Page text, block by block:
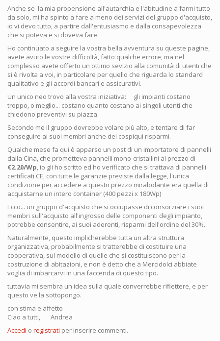
Anche se la mia propensione all'autarchia e l'abitudine a farmi tutto
da solo, mi ha spinto a fare a meno dei servizi del gruppo d'acquisto,
io vi devo tutto, a partire dall'entusiasmo e dalla consapevolezza
che si poteva e si doveva fare.
Ho continuato a seguire la vostra bella avventura su queste pagine,
avete avuto le vostre difficoltà, fatto qualche errore, ma nel
complesso avete offerto un ottimo sevizio alla comunità di utenti che
si è rivolta a voi, in particolare per quello che riguarda lo standard
qualitativo e gli accordi bancari e assicurativi.
Un unico neo trovo alla vostra iniziativa: gli impianti costano
troppo, o meglio... costano quanto costano ai singoli utenti che
chiedono preventivi su piazza.
Secondo me il gruppo dovrebbe volare più alto, e tentare di far
conseguire ai suoi membri anche dei cospiqui risparmi.
Qualche mese fa qui è apparso un post di un importatore di pannelli
dalla Cina, che prometteva pannelli mono-cristallini al prezzo di
€2.20/Wp , io gli ho scritto ed ho verificato che si trattava di pannelli
certificati CE, con tutte le garanzie previste dalla legge, l'unica
condizione per accedere a questo prezzo mirabolante era quella di
acquistarne un intero container (400 pezzi x 180Wp)
Ecco... un gruppo d'acquisto che si occupasse di consorziare i suoi
membri sull'acquisto all'ingrosso delle componenti degli impianto,
potrebbe consentire, ai suoi aderenti, risparmi dell'ordine del 30%.
Naturalmente, questo implicherebbe tutta un altra struttura
organizzativa, probabilmente si tratterebbe di costituire una
cooperativa, sul modello di quelle che si costituiscono per la
costruzione di abitazioni, e non è detto che a Mercidolci abbiate
voglia di imbarcarvi in una faccenda di questo tipo.
tuttavia mi sembra un idea sulla quale converrebbe riflettere, e per
questo ve la sottopongo.
con stima e affetto
Ciao a tutti, Andrea
Accedi o registrati per inserire commenti.